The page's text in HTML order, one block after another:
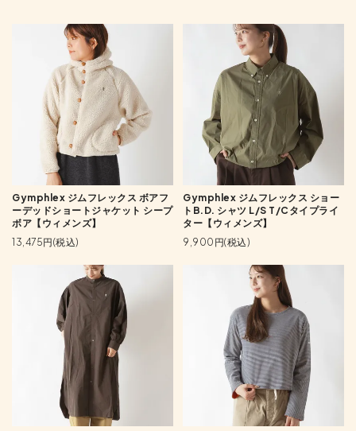
Gymphlex ジムフレックス ボアフ
ーデッドショートジャケット シープ
ボア【ウィメンズ】
13,475円(税込)
Gymphlex ジムフレックス ショー
トB.D. シャツ L/S T/Cタイプライ
ター【ウィメンズ】
9,900円(税込)